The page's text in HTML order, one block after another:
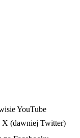
YouTube
X (dawniej Twitter)